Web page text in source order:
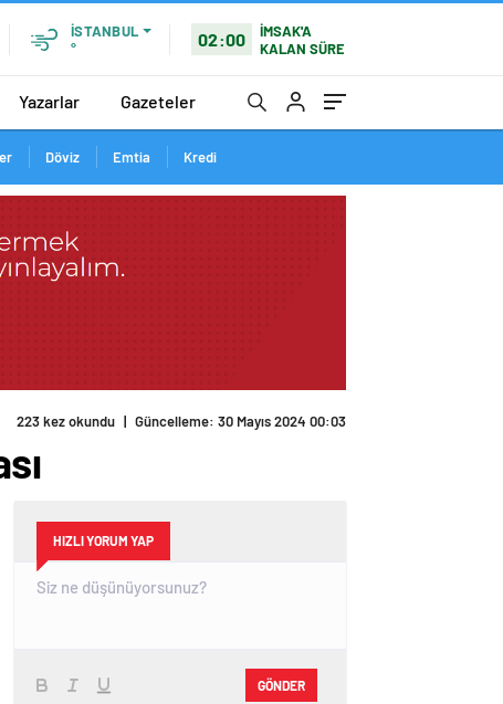
İSTANBUL
°
02:00
İMSAK'A
KALAN SÜRE
Yazarlar Gazeteler
Döviz Emtia Kredi
HIZLI YORUM YAP
GÖNDER